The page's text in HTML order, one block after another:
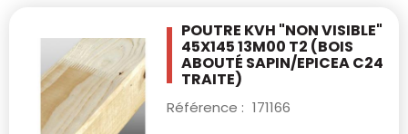
POUTRE KVH "NON VISIBLE"
45X145 13M00 T2 (BOIS
ABOUTÉ SAPIN/EPICEA C24
TRAITE)
Référence : 171166